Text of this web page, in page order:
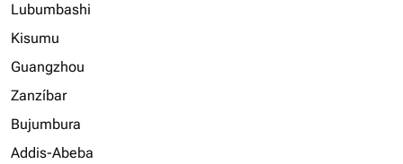
Lubumbashi
Kisumu
Guangzhou
Zanzíbar
Bujumbura
Addis-Abeba